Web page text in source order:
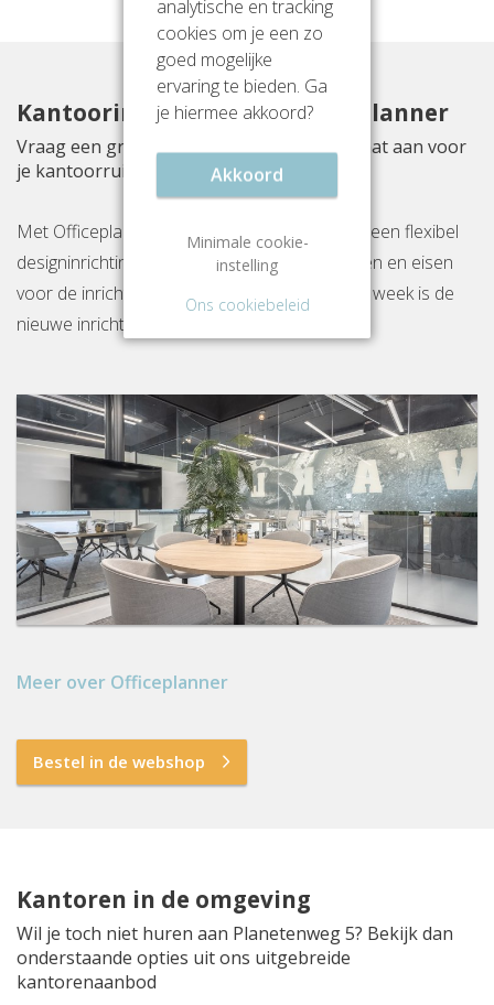
Kantoorinrichting met Officeplanner
Vraag een gratis inrichtingsvoorstel op maat aan voor
je kantoorruimte aan Planetenweg 5
Met Officeplanner huur, huurkoop of koop je een flexibel
designinrichtingspakket op basis van je wensen en eisen
voor de inrichting van jouw kantoor. Binnen 1 week is de
nieuwe inrichting gereed op locatie.
Meer over Officeplanner
Bestel in de webshop
Kantoren in de omgeving
Wil je toch niet huren aan Planetenweg 5? Bekijk dan
onderstaande opties uit ons uitgebreide
kantorenaanbod
analytische en tracking
cookies om je een zo
goed mogelijke
ervaring te bieden. Ga
je hiermee akkoord?
Akkoord
Minimale cookie-
instelling
Ons cookiebeleid